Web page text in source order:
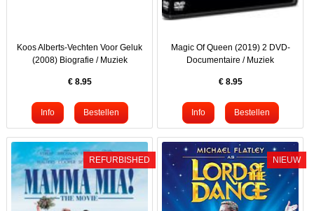
Koos Alberts-Vechten Voor Geluk
(2008) Biografie / Muziek
€ 8.95
Magic Of Queen (2019) 2 DVD-
Documentaire / Muziek
€ 8.95
REFURBISHED NIEUW